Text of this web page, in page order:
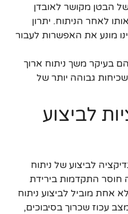
הבטן מקושר לאובדן
לאחר הניתוח. יתרון
מונע את האפשרות לעבור
בעיקר משך ניתוח ארוך
שכיחות גבוהה יותר של
לביצוע
לביצוע של ניתוח
חוסר התקדמות בירידת
אחת מוביל לביצוע ניתוח
עכוז שכרוך בסיבוכים,